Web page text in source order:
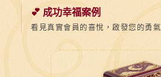
💕 成功幸福案例
看見真實會員的喜悅，啟發您的勇氣